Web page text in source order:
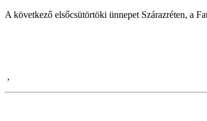
A következő elsőcsütörtöki ünnepet Szárazréten, a
,